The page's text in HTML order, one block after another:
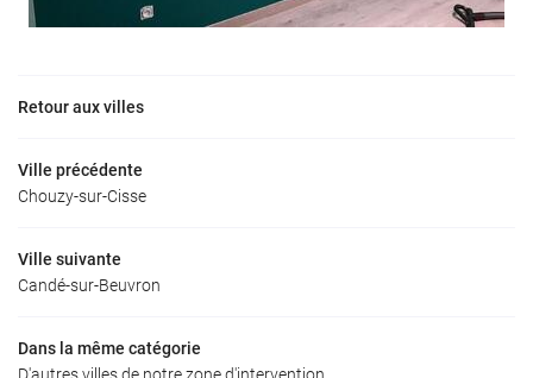
Retour aux villes
Ville précédente
Chouzy-sur-Cisse
Ville suivante
Candé-sur-Beuvron
Dans la même catégorie